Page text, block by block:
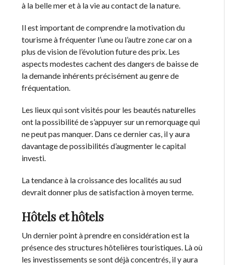
à la belle mer et à la vie au contact de la nature.
Il est important de comprendre la motivation du
tourisme à fréquenter l’une ou l’autre zone car on a
plus de vision de l’évolution future des prix. Les
aspects modestes cachent des dangers de baisse de
la demande inhérents précisément au genre de
fréquentation.
Les lieux qui sont visités pour les beautés naturelles
ont la possibilité de s’appuyer sur un remorquage qui
ne peut pas manquer. Dans ce dernier cas, il y aura
davantage de possibilités d’augmenter le capital
investi.
La tendance à la croissance des localités au sud
devrait donner plus de satisfaction à moyen terme.
Hôtels et hôtels
Un dernier point à prendre en considération est la
présence des structures hôtelières touristiques. Là où
les investissements se sont déjà concentrés, il y aura